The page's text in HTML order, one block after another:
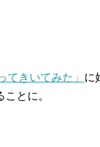
てきいてみた」 に
とに。